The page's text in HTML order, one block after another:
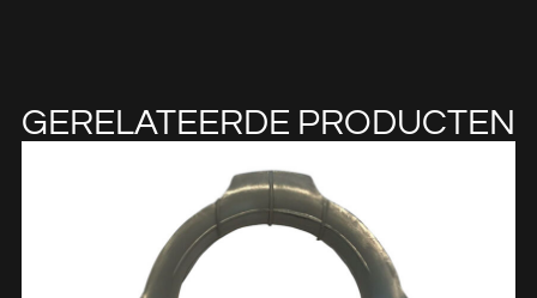
GERELATEERDE PRODUCTEN